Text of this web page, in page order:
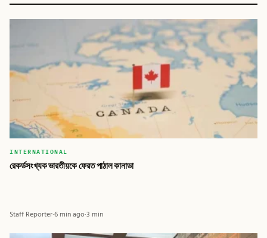
INTERNATIONAL
রেকর্ডসংখ্যক ভারতীয়কে ফেরত পাঠাল কানাডা
Staff Reporter·6 min ago·3 min